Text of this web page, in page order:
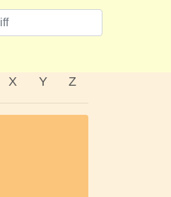
X Y Z